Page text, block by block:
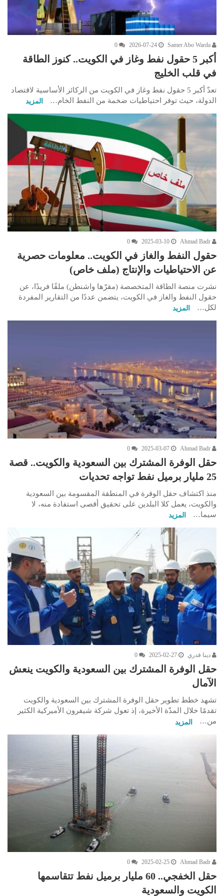
2026-07-24
0
أكبر 5 حقول نفط وغاز في الكويت.. كنوز الطاقة
في قلب الخليج
تعدّ أكبر 5 حقول نفط وغاز في الكويت من الركائز الأساسية لاقتصاد
الدولة، حيث توفر احتياطيات ضخمة من النفط الخام…
المزيد
2025-03-10
0
حقول النفط والغاز في الكويت.. معلومات حصرية
عن الاحتياطيات والإنتاج (ملف خاص)
نشرت منصة الطاقة المتخصصة (مقرّها واشنطن) ملفًا فريدًا، عن
حقول النفط والغاز في الكويت، يتضمن عددًا من التقارير المفردة
لكل…
المزيد
2025-03-07
0
حقل الوفرة المشترك بين السعودية والكويت.. قصة
25 مليار برميل نفط تواجه تحديات
منذ اكتشاف حقل الوفرة في المنطقة المقسومة بين السعودية
والكويت، يعمل كلا البلدين على تحقيق أقصى استفادة منه، لا
سيما…
المزيد
دينا قدري 2025-02-27
0
حقل الوفرة المشترك بين السعودية والكويت ينعش
الآمال
تشهد خطط تطوير حقل الوفرة المشترك بين السعودية والكويت
تقدمًا خلال المدّة الأخيرة، إذ تعول شركة شيفرون الأميركية الكثير
من…
المزيد
2025-02-25
0
حقل الخفجي.. 60 مليار برميل نفط تتقاسمها
الكويت والسعودية